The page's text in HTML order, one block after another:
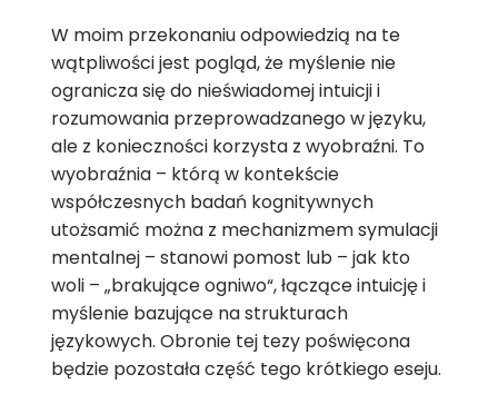
W moim przekonaniu odpowiedzią na te
wątpliwości jest pogląd, że myślenie nie
ogranicza się do nieświadomej intuicji i
rozumowania przeprowadzanego w języku,
ale z konieczności korzysta z wyobraźni. To
wyobraźnia – którą w kontekście
współczesnych badań kognitywnych
utożsamić można z mechanizmem symulacji
mentalnej – stanowi pomost lub – jak kto
woli – „brakujące ogniwo“, łączące intuicję i
myślenie bazujące na strukturach
językowych. Obronie tej tezy poświęcona
będzie pozostała część tego krótkiego eseju.